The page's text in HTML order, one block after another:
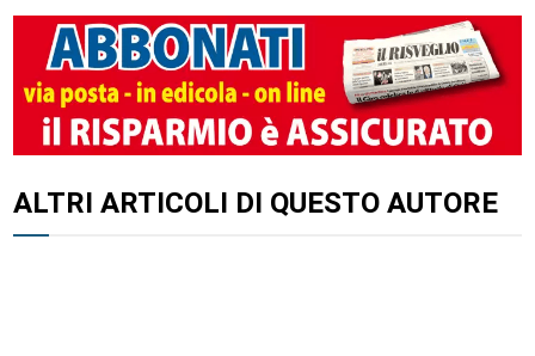
ALTRI ARTICOLI DI QUESTO AUTORE